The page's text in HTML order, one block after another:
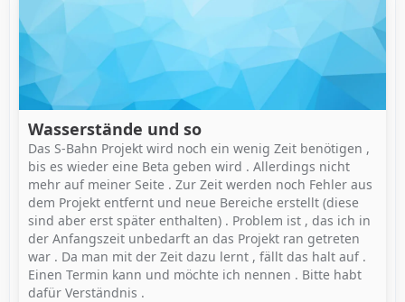
Wasserstände und so
Das S-Bahn Projekt wird noch ein wenig Zeit benötigen ,
bis es wieder eine Beta geben wird . Allerdings nicht
mehr auf meiner Seite . Zur Zeit werden noch Fehler aus
dem Projekt entfernt und neue Bereiche erstellt (diese
sind aber erst später enthalten) . Problem ist , das ich in
der Anfangszeit unbedarft an das Projekt ran getreten
war . Da man mit der Zeit dazu lernt , fällt das halt auf .
Einen Termin kann und möchte ich nennen . Bitte habt
dafür Verständnis .